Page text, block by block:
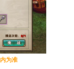
为准